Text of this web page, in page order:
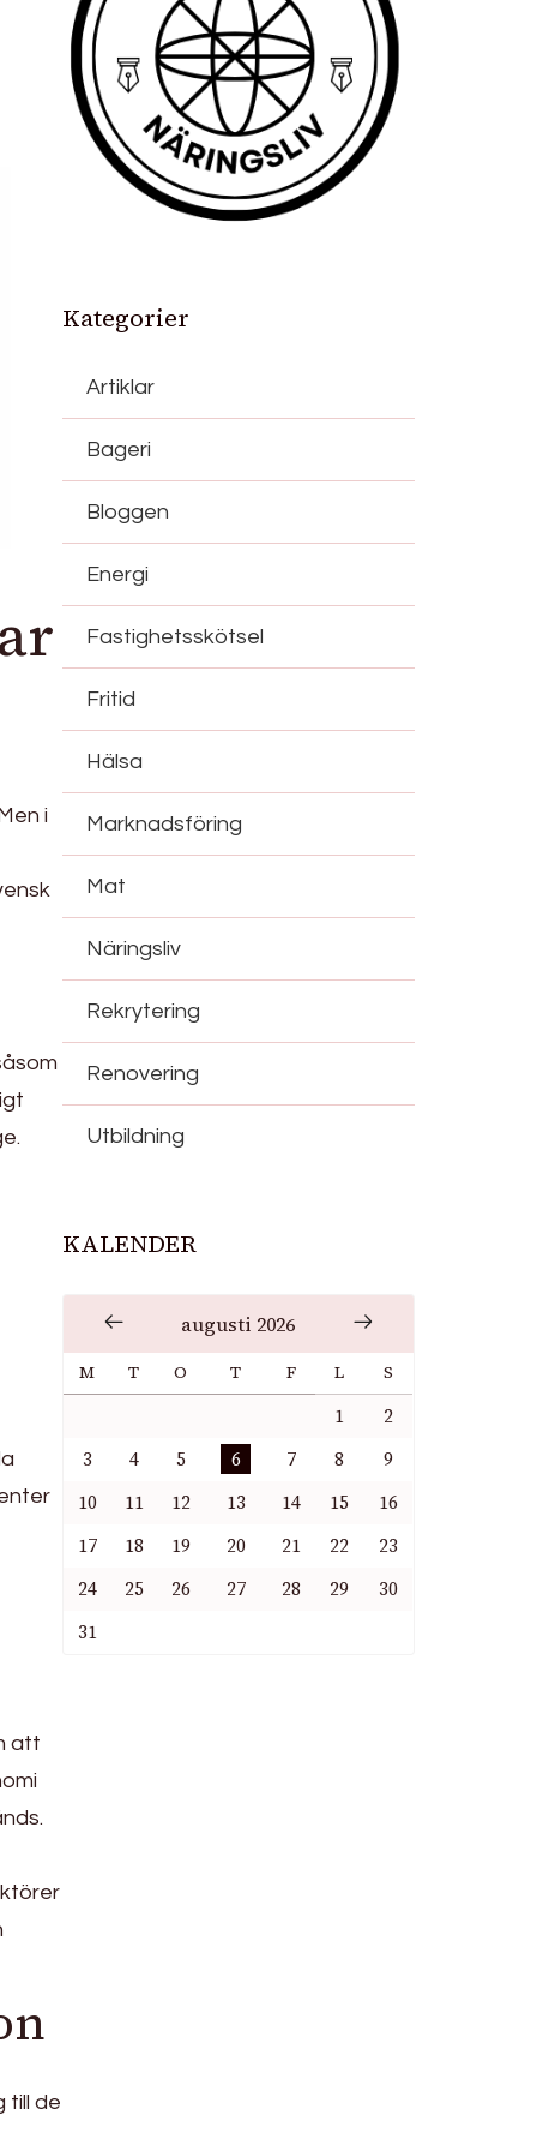
i
att
till de
Kategorier
Artiklar
Bageri
Bloggen
Energi
Fastighetsskötsel
Fritid
Hälsa
Marknadsföring
Mat
Näringsliv
Rekrytering
Renovering
Utbildning
KALENDER
augusti 2026
M T O T F L S
1
2
3
4 5 6 7 8
9
10
11 12 13 14 15
16
17
18 19 20 21 22
23
24
25 26 27 28 29
30
31